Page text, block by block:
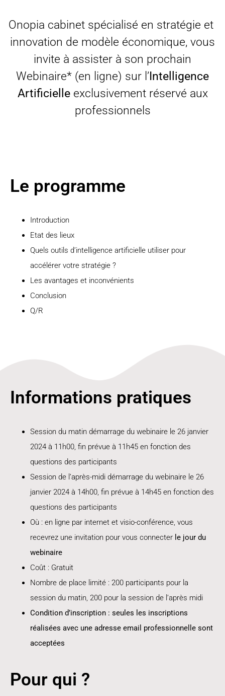
Onopia cabinet spécialisé en stratégie et
innovation de modèle économique, vous
invite à assister à son prochain
Webinaire* (en ligne) sur l’ Intelligence
Artificielleexclusivement réservé aux
professionnels
Le programme
Introduction
Etat des lieux
Quels outils d’intelligence artificielle utiliser pour
accélérer votre stratégie ?
Les avantages et inconvénients
Conclusion
Q/R
Pour qui ?
Informations pratiques
Session du matin démarrage du webinaire le 26 janvier
2024 à 11h00, fin prévue à 11h45 en fonction des
questions des participants
Session de l’après-midi démarrage du webinaire le 26
janvier 2024 à 14h00, fin prévue à 14h45 en fonction des
questions des participants
Où : en ligne par internet et visio-conférence, vous
recevrez une invitation pour vous connecter le jour du
webinaire
Coût : Gratuit
Nombre de place limité : 200 participants pour la
session du matin, 200 pour la session de l’après midi
Condition d’inscription : seules les inscriptions
réalisées avec une adresse email professionnelle sont
acceptées